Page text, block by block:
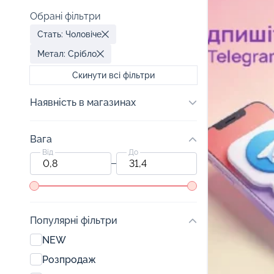
Обрані фільтри
Стать: Чоловіче
Метал: Срібло
Скинути всі фільтри
Наявність в магазинах
Вага
Від До
Популярні фільтри
NEW
Розпродаж